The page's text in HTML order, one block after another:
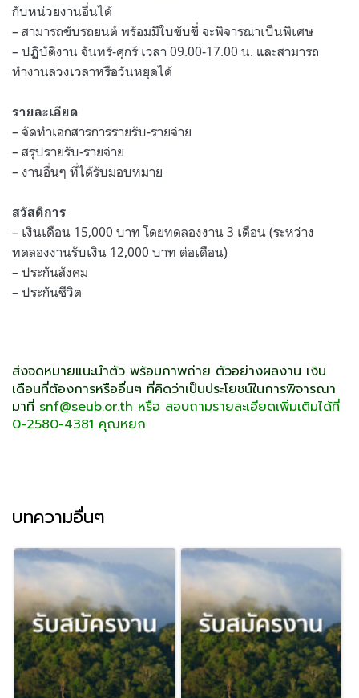
กับหน่วยงานอื่นได้
– สามารถขับรถยนต์ พร้อมมีใบขับขี่ จะพิจารณาเป็นพิเศษ
– ปฏิบัติงาน จันทร์-ศุกร์ เวลา 09.00-17.00 น. และสามารถ
ทำงานล่วงเวลาหรือวันหยุดได้
รายละเอียด
– จัดทำเอกสารการรายรับ-รายจ่าย
– สรุปรายรับ-รายจ่าย
– งานอื่นๆ ที่ได้รับมอบหมาย
สวัสดิการ
– เงินเดือน 15,000 บาท โดยทดลองงาน 3 เดือน (ระหว่าง
ทดลองงานรับเงิน 12,000 บาท ต่อเดือน)
– ประกันสังคม
– ประกันชีวิต
ส่งจดหมายแนะนำตัว พร้อมภาพถ่าย ตัวอย่างผลงาน เงิน
เดือนที่ต้องการหรืออื่นๆ ที่คิดว่าเป็นประโยชน์ในการพิจารณา
มาที่ snf@seub.or.th หรือ สอบถามรายละเอียดเพิ่มเติมได้ที่
0-2580-4381 คุณหยก
บทความอื่นๆ